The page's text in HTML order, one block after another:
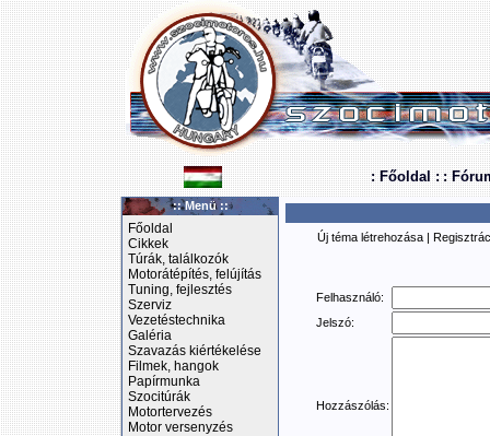
: Főoldal : :
:: Menü ::
Főoldal
Cikkek
Túrák, találkozók
Motorátépítés, felújítás
Tuning, fejlesztés
Szerviz
Vezetéstechnika
Galéria
Szavazás kiértékelése
Filmek, hangok
Papírmunka
Szocitúrák
Motortervezés
Motor versenyzés
Új téma létrehozása |
Felhasználó:
Jelszó:
Hozzászólás: